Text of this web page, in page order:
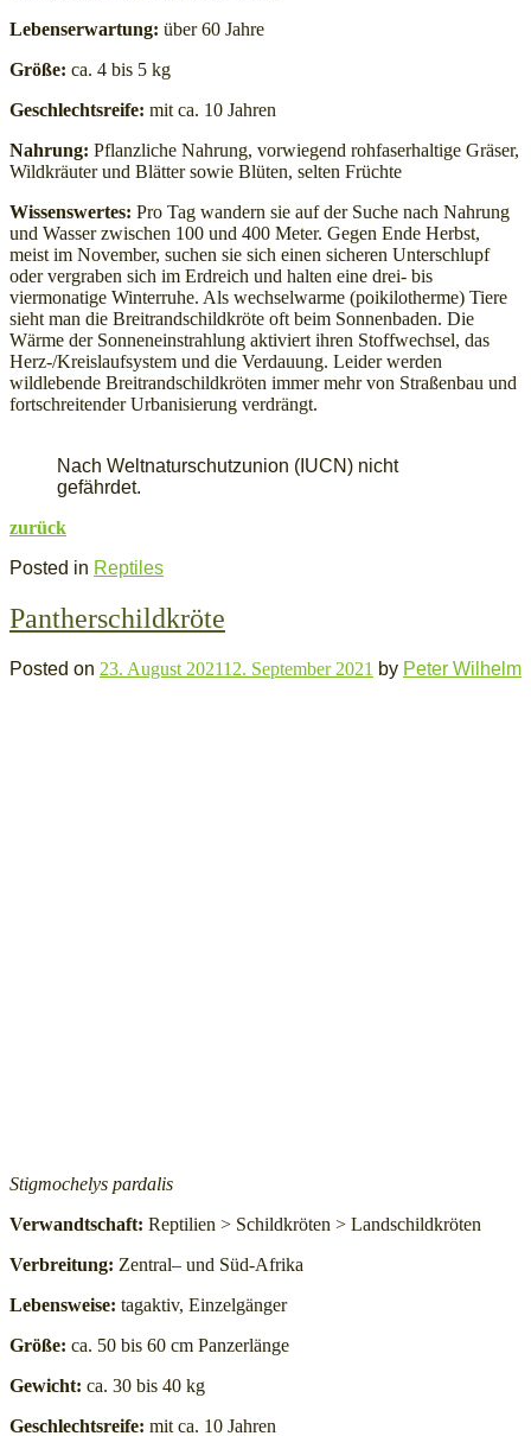
Lebenserwartung: über 60 Jahre
Größe: ca. 4 bis 5 kg
Geschlechtsreife: mit ca. 10 Jahren
Nahrung: Pflanzliche Nahrung, vorwiegend rohfaserhaltige Gräser,
Wildkräuter und Blätter sowie Blüten, selten Früchte
Wissenswertes: Pro Tag wandern sie auf der Suche nach Nahrung
und Wasser zwischen 100 und 400 Meter. Gegen Ende Herbst,
meist im November, suchen sie sich einen sicheren Unterschlupf
oder vergraben sich im Erdreich und halten eine drei- bis
viermonatige Winterruhe. Als wechselwarme (poikilotherme) Tiere
sieht man die Breitrandschildkröte oft beim Sonnenbaden. Die
Wärme der Sonneneinstrahlung aktiviert ihren Stoffwechsel, das
Herz-/Kreislaufsystem und die Verdauung. Leider werden
wildlebende Breitrandschildkröten immer mehr von Straßenbau und
fortschreitender Urbanisierung verdrängt.
Nach Weltnaturschutzunion (IUCN) nicht
gefährdet.
zurück
Posted in Reptiles
Pantherschildkröte
Posted on 23. August 202112. September 2021 by Peter Wilhelm
Stigmochelys pardalis
Verwandtschaft: Reptilien > Schildkröten > Landschildkröten
Verbreitung: Zentral– und Süd-Afrika
Lebensweise: tagaktiv, Einzelgänger
Größe: ca. 50 bis 60 cm Panzerlänge
Gewicht: ca. 30 bis 40 kg
Geschlechtsreife: mit ca. 10 Jahren